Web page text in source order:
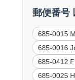
郵便番号
685-0015
685-0016
685-0412
685-0025